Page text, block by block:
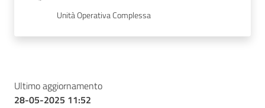
Unità Operativa Complessa
Ultimo aggiornamento
28-05-2025 11:52